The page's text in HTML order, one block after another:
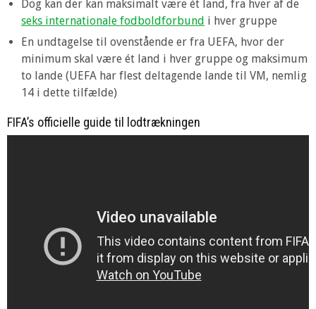
Dog kan der kan maksimalt være ét land, fra hver af de
seks internationale fodboldforbund i hver gruppe
En undtagelse til ovenstående er fra UEFA, hvor der
minimum skal være ét land i hver gruppe og maksimum
to lande (UEFA har flest deltagende lande til VM, nemlig
14 i dette tilfælde)
FIFA’s officielle guide til lodtrækningen